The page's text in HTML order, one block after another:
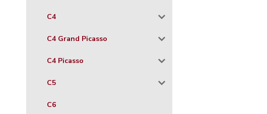
C4
C4 Grand Picasso
C4 Picasso
C5
C6